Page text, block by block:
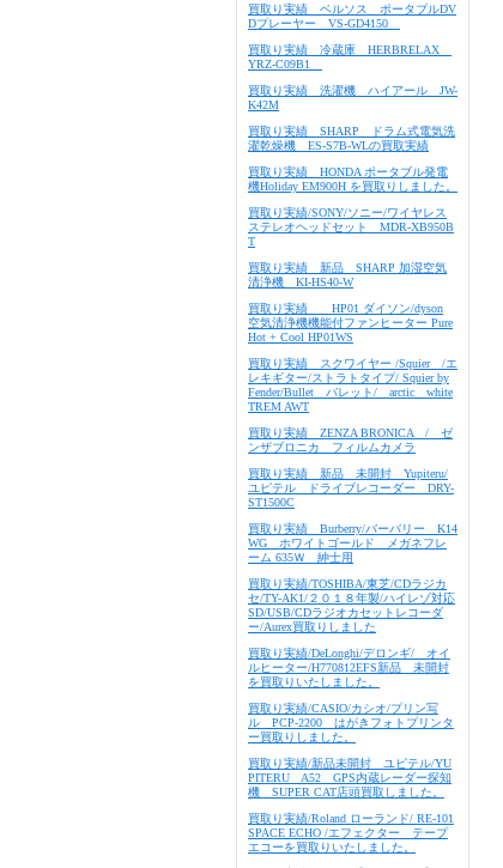
買取り実績 ベルソス ポータブルDV
Dプレーヤー VS-GD4150
買取り実績 冷蔵庫 HERBRELAX
YRZ-C09B1
買取り実績 洗濯機 ハイアール JW-
K42M
買取り実績 SHARP ドラム式電気洗
濯乾燥機 ES-S7B-WLの買取実績
買取り実績 HONDA ポータブル発電
機Holiday EM900H を買取りしました。
買取り実績/SONY/ソニー/ワイヤレス
ステレオヘッドセット MDR-XB950B
T
買取り実績 新品 SHARP 加湿空気
清浄機 KI-HS40-W
買取り実績 HP01 ダイソン/dyson
空気清浄機機能付ファンヒーター Pure
Hot + Cool HP01WS
買取り実績 スクワイヤー /Squier /エ
レキギター/ストラトタイプ/ Squier by
Fender/Bullet バレット/ arctic white
TREM AWT
買取り実績 ZENZA BRONICA / ゼ
ンザブロニカ フィルムカメラ
買取り実績 新品 未開封 Yupiteru/
ユピテル ドライブレコーダー DRY-
ST1500C
買取り実績 Burberry/バーバリー K14
WG ホワイトゴールド メガネフレ
ーム 635Ｗ 紳士用
買取り実績/TOSHIBA/東芝/CDラジカ
セ/TY-AK1/２０１８年製/ハイレゾ対応
SD/USB/CDラジオカセットレコーダ
ー/Aurex買取りしました
買取り実績/DeLonghi/デロンギ/ オイ
ルヒーター/H770812EFS新品 未開封
を買取りいたしました。
買取り実績/CASIO/カシオ/プリン写
ル PCP-2200 はがきフォトプリンタ
ー買取りしました。
買取り実績/新品未開封 ユピテル/YU
PITERU A52 GPS内蔵レーダー探知
機 SUPER CAT店頭買取しました。
買取り実績/Roland ローランド/ RE-101
SPACE ECHO /エフェクター テープ
エコーを買取りいたしました。